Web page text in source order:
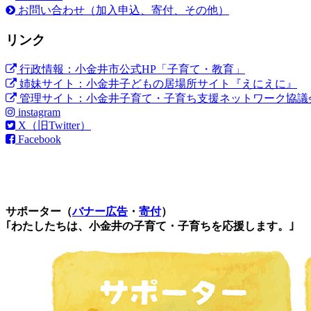
お問い合わせ（加入申込、寄付、その他）
リンク
行政情報：小金井市公式HP「子育て・教育」
姉妹サイト：小金井子どもの居場所サイト『えにえに』
管理サイト：小金井子育て・子育ち支援ネットワーク協議
instagram
X（旧Twitter）
Facebook
サポーター（バナー広告 ・ 寄付）
｢わたしたちは、小金井の子育て・子育ちを応援します。｣